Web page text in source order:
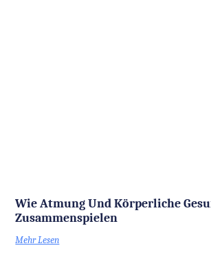
Wie Atmung Und Körperliche
Zusammenspielen
Mehr Lesen